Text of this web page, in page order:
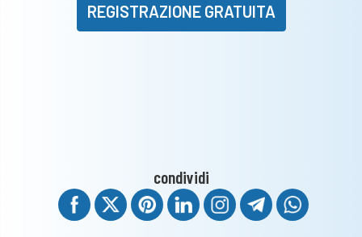
REGISTRAZIONE GRATUITA
condividi